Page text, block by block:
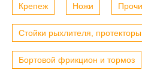
Крепеж Ножи
Стойки рыхлителя, протекторы
Бортовой фрикцион и тормоз